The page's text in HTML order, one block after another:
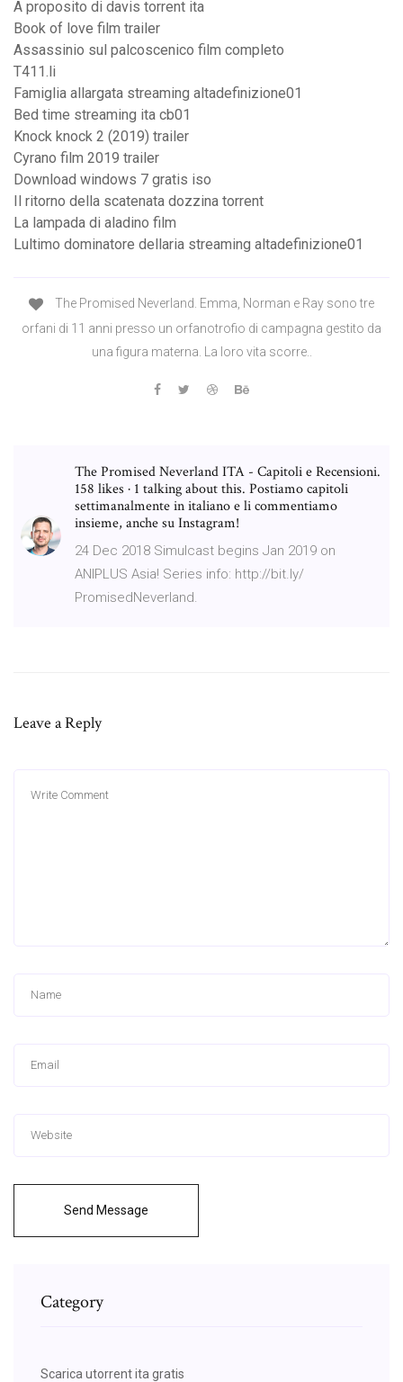
A proposito di davis torrent ita
Book of love film trailer
Assassinio sul palcoscenico film completo
T411.li
Famiglia allargata streaming altadefinizione01
Bed time streaming ita cb01
Knock knock 2 (2019) trailer
Cyrano film 2019 trailer
Download windows 7 gratis iso
Il ritorno della scatenata dozzina torrent
La lampada di aladino film
Lultimo dominatore dellaria streaming altadefinizione01
The Promised Neverland. Emma, Norman e Ray sono tre
orfani di 11 anni presso un orfanotrofio di campagna gestito da
una figura materna. La loro vita scorre..
The Promised Neverland ITA - Capitoli e Recensioni.
158 likes · 1 talking about this. Postiamo capitoli
settimanalmente in italiano e li commentiamo
insieme, anche su Instagram!
24 Dec 2018 Simulcast begins Jan 2019 on
ANIPLUS Asia! Series info: http://bit.ly/
PromisedNeverland.
Leave a Reply
Send Message
Category
Scarica utorrent ita gratis